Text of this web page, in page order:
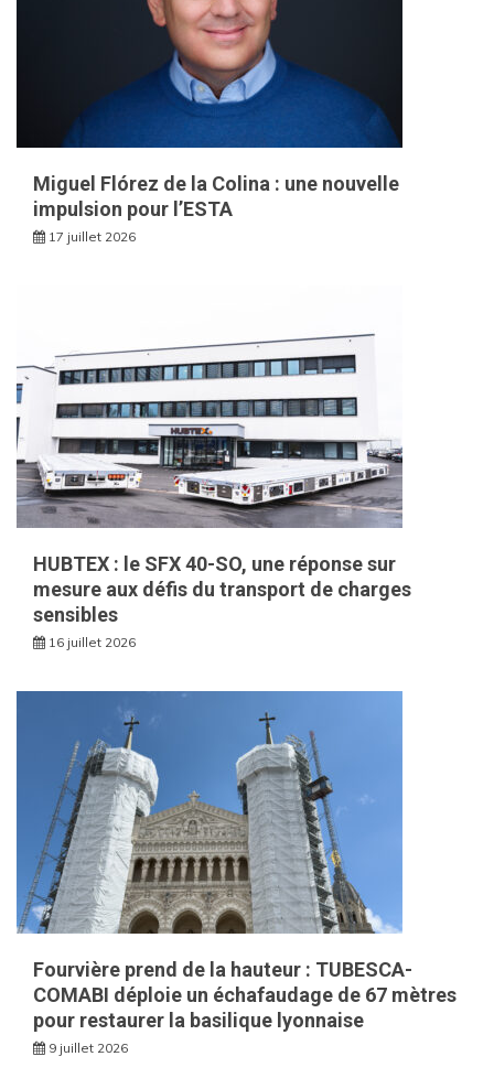
Miguel Flórez de la Colina : une nouvelle
impulsion pour l’ESTA
17 juillet 2026
HUBTEX : le SFX 40-SO, une réponse sur
mesure aux défis du transport de charges
sensibles
16 juillet 2026
Fourvière prend de la hauteur : TUBESCA-
COMABI déploie un échafaudage de 67 mètres
pour restaurer la basilique lyonnaise
9 juillet 2026